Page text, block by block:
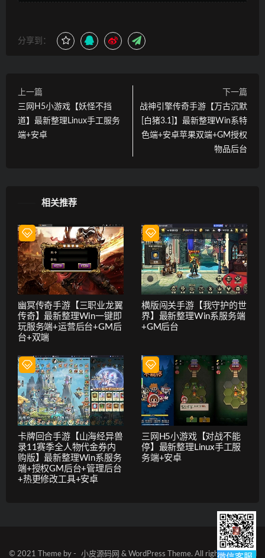
分享到：
上一篇
三网H5小游戏【妖怪不挡
道】最新整理Linux手工服务
端+安卓
下一篇
战神引擎传奇手游【万古沉默
[白猪3.1]】最新整理Win系特
色端+安卓苹果双端+GM授权
物品后台
相关推荐
幽冥传奇手游【三职业龙翼
传奇】最新整理Win一键即
玩服务端+运营后台+GM后
台+双端
横版闯关手游【我守护的世
界】最新整理Win系服务端
+GM后台
卡牌回合手游【山海经异兽
录11赛季全人物代金券内
购版】最新整理Win系服务
端+授权GM后台+管理后台
+热更修改工具+安卓
三网H5小游戏【对战不能
停】最新整理Linux手工服
务端+安卓
© 2021 Theme by - 小皮源码网 & WordPress Theme. All rights reserved